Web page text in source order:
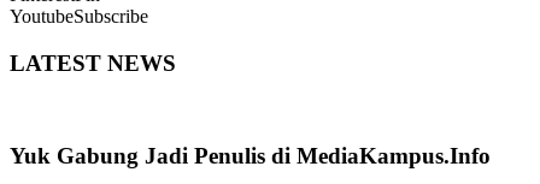
YoutubeSubscribe
LATEST NEWS
Yuk Gabung Jadi Penulis di MediaKampus.Info